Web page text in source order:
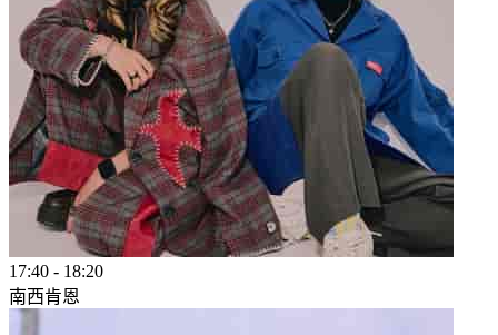
17:40 - 18:20
南西肯恩